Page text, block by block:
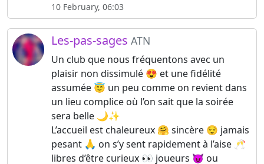
10 February, 06:03
Les-pas-sagesATN
Un club que nous fréquentons avec un
plaisir non dissimulé 😍 et une fidélité
assumée 😇 un peu comme on revient dans
un lieu complice où l’on sait que la soirée
sera belle 🌙✨
L’accueil est chaleureux 🤗 sincère 😌 jamais
pesant 🙏 on s’y sent rapidement à l’aise 🥂
libres d’être curieux 👀 joueurs 😈 ou